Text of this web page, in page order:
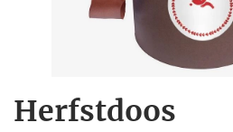
Herfstdoos